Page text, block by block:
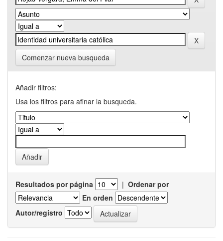
Comenzar nueva busqueda
Añadir filtros:
Usa los filtros para afinar la busqueda.
Resultados por página | Ordenar por
En orden
Autor/registro